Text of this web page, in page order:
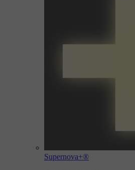
Supernova+®